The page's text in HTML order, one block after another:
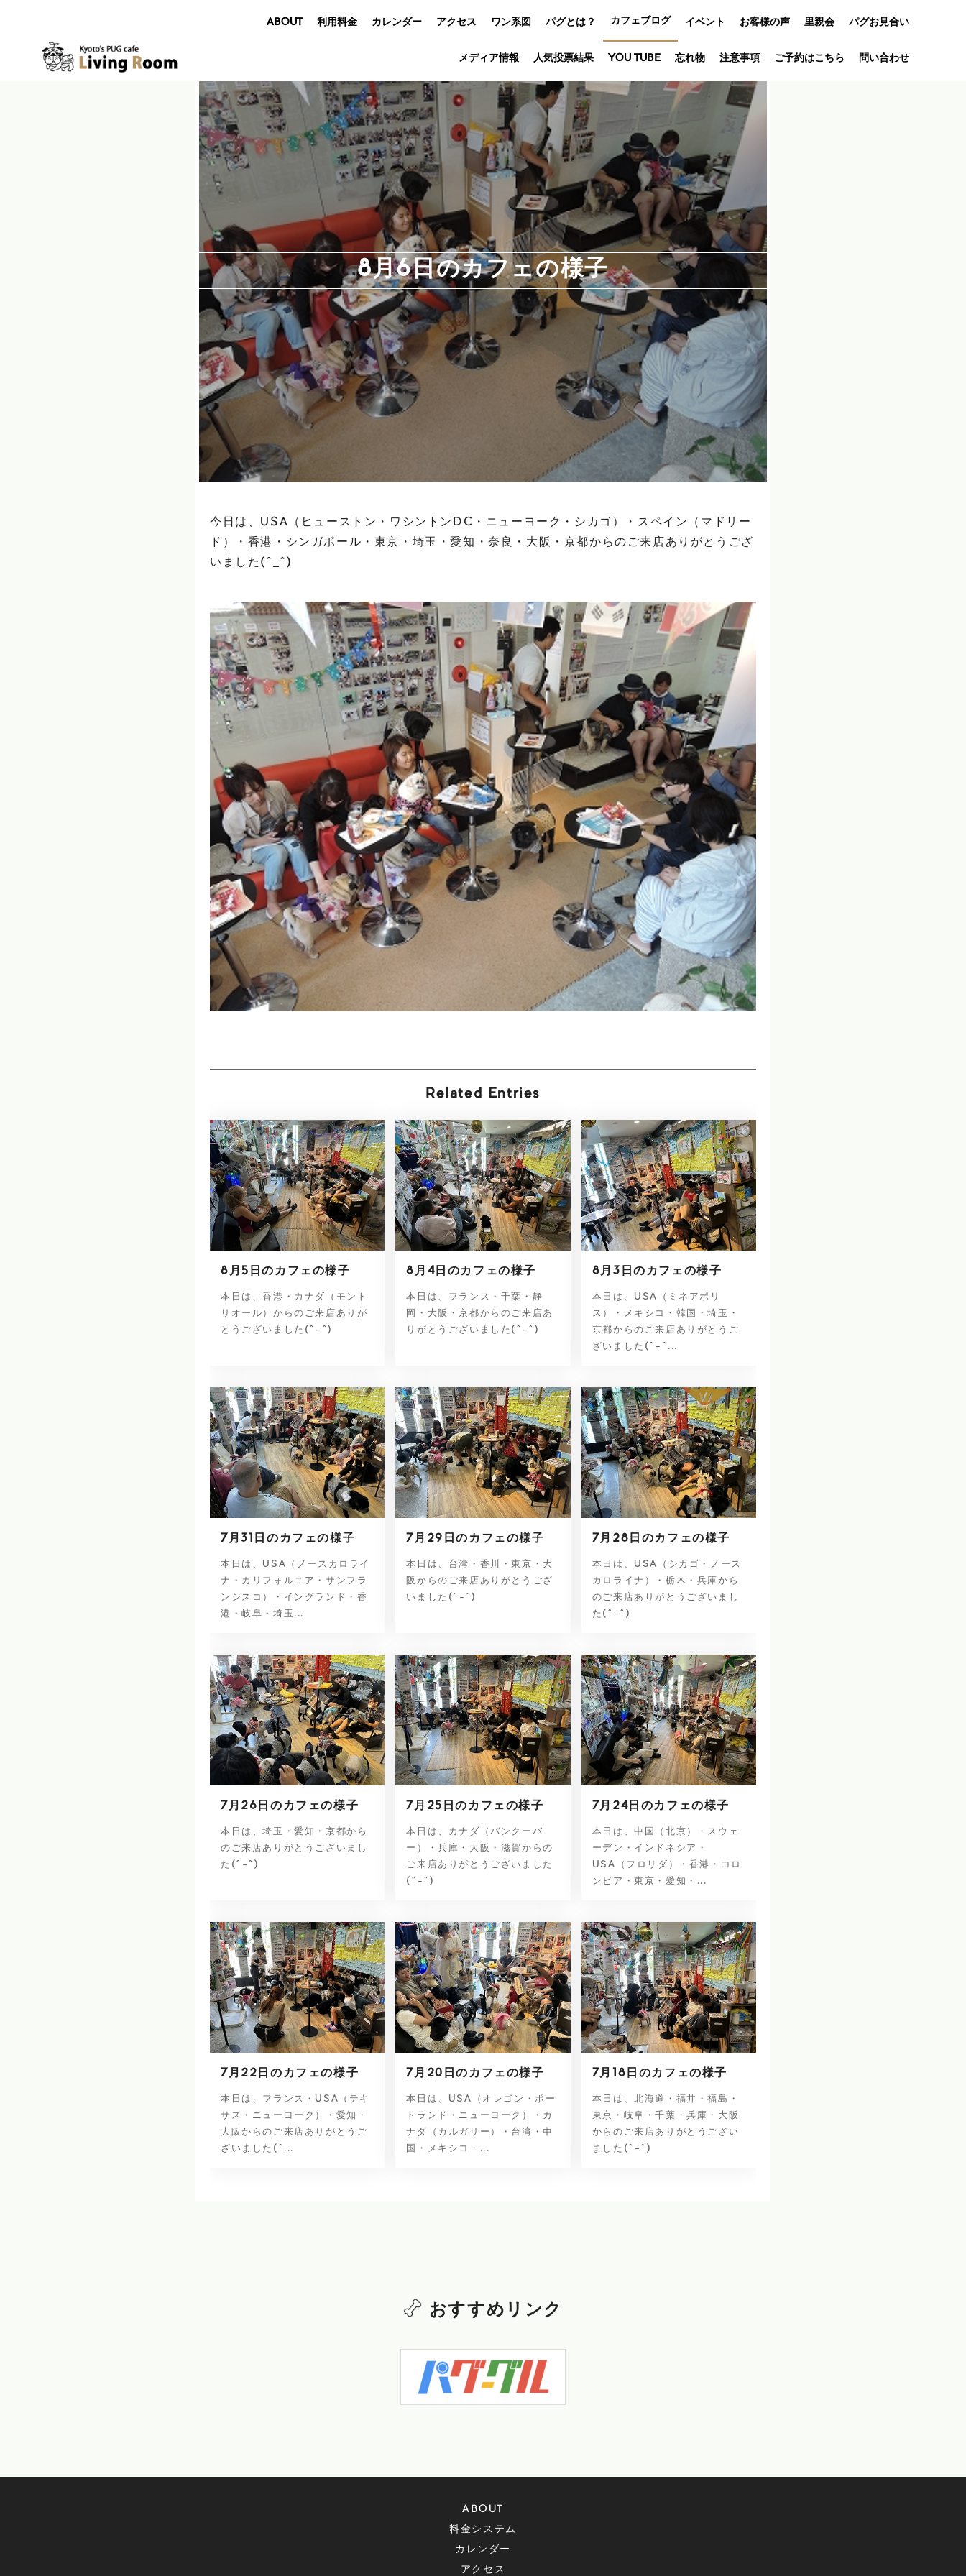
ABOUT 利用料金 カレンダー アクセス ワン系図 パグとは？ カフェブログ イベント
オフ会
アニバーサリ
お客様の声 里親会 パグお見合い
メディア情報 人気投票結果 YOU TUBE 忘れ物 注意事項 ご予約はこちら 問い合わせ
8月6日のカフェの様子
今日は、USA（ヒューストン・ワシントンDC・ニューヨーク・シカゴ）・スペイン（マドリー
ド）・香港・シンガポール・東京・埼玉・愛知・奈良・大阪・京都からのご来店ありがとうござ
いました(^_^)
Related Entries
8月5日のカフェの様子
本日は、香港・カナダ（モント
リオール）からのご来店ありが
とうございました(^-^)
8月4日のカフェの様子
本日は、フランス・千葉・静
岡・大阪・京都からのご来店あ
りがとうございました(^-^)
8月3日のカフェの様子
本日は、USA（ミネアポリ
ス）・メキシコ・韓国・埼玉・
京都からのご来店ありがとうご
ざいました(^-^...
7月31日のカフェの様子
本日は、USA（ノースカロライ
ナ・カリフォルニア・サンフラ
ンシスコ）・イングランド・香
港・岐阜・埼玉...
7月29日のカフェの様子
本日は、台湾・香川・東京・大
阪からのご来店ありがとうござ
いました(^-^)
7月28日のカフェの様子
本日は、USA（シカゴ・ノース
カロライナ）・栃木・兵庫から
のご来店ありがとうございまし
た(^-^)
7月26日のカフェの様子
本日は、埼玉・愛知・京都から
のご来店ありがとうございまし
た(^-^)
7月25日のカフェの様子
本日は、カナダ（バンクーバ
ー）・兵庫・大阪・滋賀からの
ご来店ありがとうございました
(^-^)
7月24日のカフェの様子
本日は、中国（北京）・スウェ
ーデン・インドネシア・
USA（フロリダ）・香港・コロ
ンビア・東京・愛知・...
7月22日のカフェの様子
本日は、フランス・USA（テキ
サス・ニューヨーク）・愛知・
大阪からのご来店ありがとうご
ざいました(^...
7月20日のカフェの様子
本日は、USA（オレゴン・ポー
トランド・ニューヨーク）・カ
ナダ（カルガリー）・台湾・中
国・メキシコ・...
7月18日のカフェの様子
本日は、北海道・福井・福島・
東京・岐阜・千葉・兵庫・大阪
からのご来店ありがとうござい
ました(^-^)
おすすめリンク
ABOUT
料金システム
カレンダー
アクセス